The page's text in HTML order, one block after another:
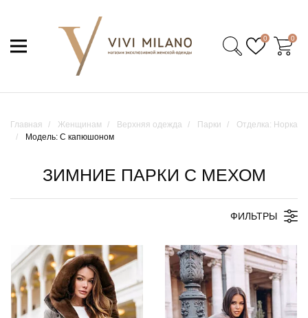
0 0
Главная Женщинам Верхняя одежда Парки
Отделка: Норка
Модель: С капюшоном
ЗИМНИЕ ПАРКИ С МЕХОМ
ФИЛЬТРЫ